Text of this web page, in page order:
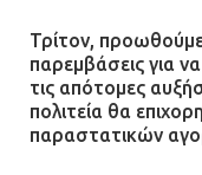
Τρίτον,
παρεμβάσεις για
τις απότομες
πολιτεία θα
παραστατικών